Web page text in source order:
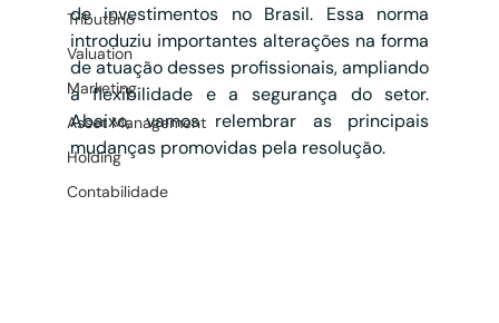
Tributário
Valuation
Marketing
Asset Management
Holding
Contabilidade
de investimentos no Brasil. Essa norma
introduziu importantes alterações na forma
de atuação desses profissionais, ampliando
a flexibilidade e a segurança do setor.
Abaixo, vamos relembrar as principais
mudanças promovidas pela resolução.